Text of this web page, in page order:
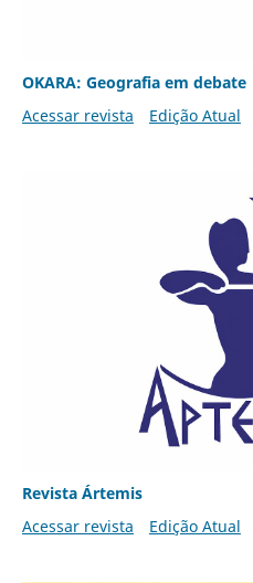
OKARA: Geografia em debate
Acessar revista
Edição Atual
Revista Ártemis
Acessar revista
Edição Atual